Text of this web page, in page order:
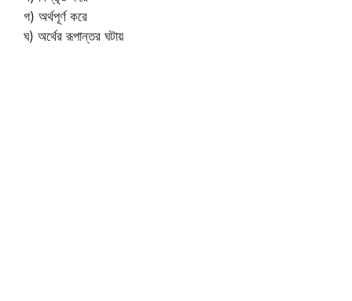
গ) অর্থপূর্ণ করে
ঘ) অর্থের রূপান্তর ঘটায়